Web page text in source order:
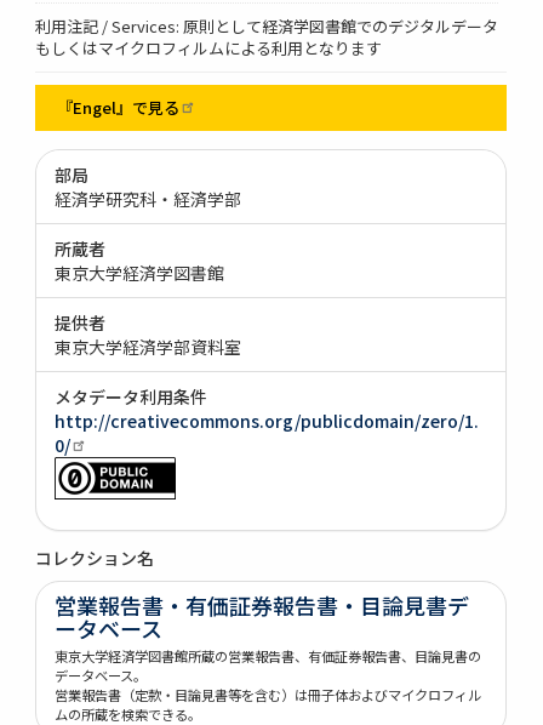
利用注記 / Services: 原則として経済学図書館でのデジタルデータ
もしくはマイクロフィルムによる利用となります
『Engel』で見る
部局
経済学研究科・経済学部
所蔵者
東京大学経済学図書館
提供者
東京大学経済学部資料室
メタデータ利用条件
http://creativecommons.org/publicdomain/zero/1.
0/
コレクション名
営業報告書・有価証券報告書・目論見書デ
ータベース
東京大学経済学図書館所蔵の営業報告書、有価証券報告書、目論見書の
データベース。
営業報告書（定款・目論見書等を含む）は冊子体およびマイクロフィル
ムの所蔵を検索できる。